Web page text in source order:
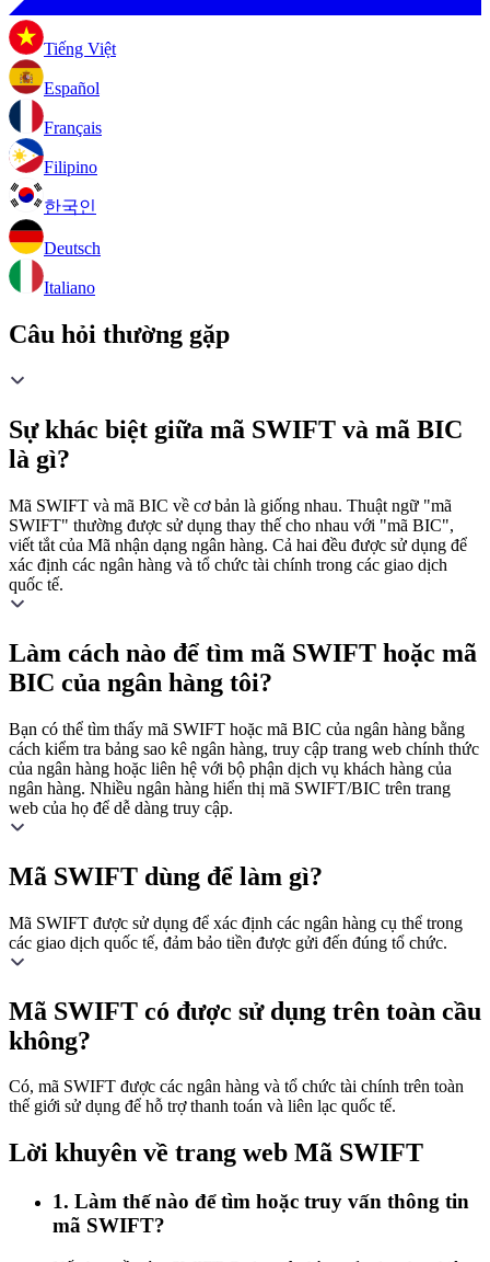
Tiếng Việt
Español
Français
Filipino
한국인
Deutsch
Italiano
Câu hỏi thường gặp
Sự khác biệt giữa mã SWIFT và mã BIC
là gì?
Mã SWIFT và mã BIC về cơ bản là giống nhau. Thuật ngữ "mã
SWIFT" thường được sử dụng thay thế cho nhau với "mã BIC",
viết tắt của Mã nhận dạng ngân hàng. Cả hai đều được sử dụng để
xác định các ngân hàng và tổ chức tài chính trong các giao dịch
quốc tế.
Làm cách nào để tìm mã SWIFT hoặc mã
BIC của ngân hàng tôi?
Bạn có thể tìm thấy mã SWIFT hoặc mã BIC của ngân hàng bằng
cách kiểm tra bảng sao kê ngân hàng, truy cập trang web chính thức
của ngân hàng hoặc liên hệ với bộ phận dịch vụ khách hàng của
ngân hàng. Nhiều ngân hàng hiển thị mã SWIFT/BIC trên trang
web của họ để dễ dàng truy cập.
Mã SWIFT dùng để làm gì?
Mã SWIFT được sử dụng để xác định các ngân hàng cụ thể trong
các giao dịch quốc tế, đảm bảo tiền được gửi đến đúng tổ chức.
Mã SWIFT có được sử dụng trên toàn cầu
không?
Có, mã SWIFT được các ngân hàng và tổ chức tài chính trên toàn
thế giới sử dụng để hỗ trợ thanh toán và liên lạc quốc tế.
Lời khuyên về trang web Mã SWIFT
1. Làm thế nào để tìm hoặc truy vấn thông tin
mã SWIFT?